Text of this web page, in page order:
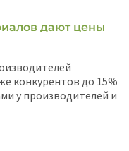
дают цены
конкурентов до 15%
у производителей и